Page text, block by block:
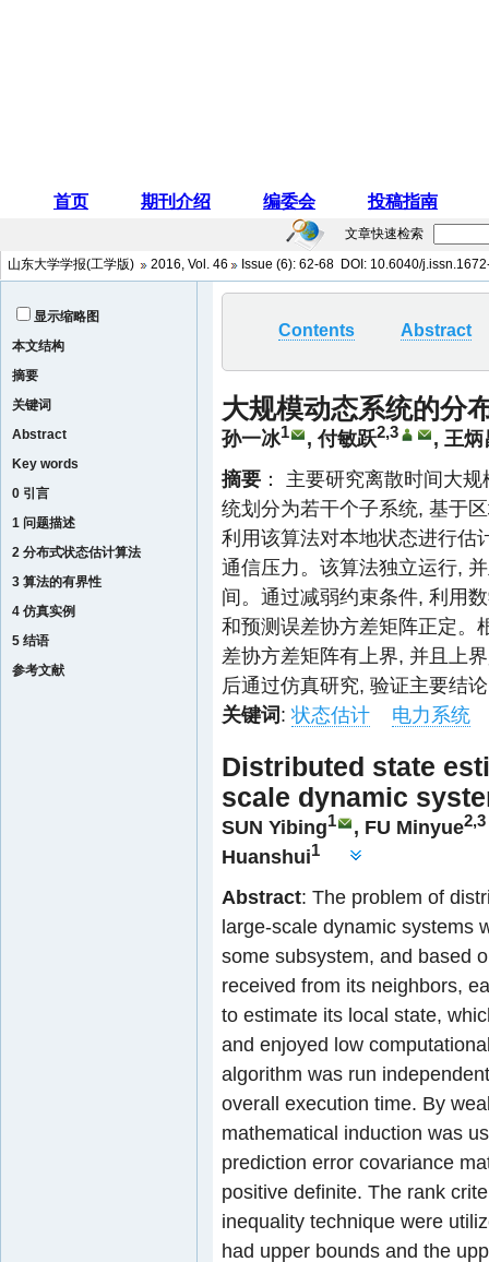
文章快速检索
山东大学学报(工学版)
2016, Vol. 46 Issue (6): 62-68 DOI: 10.6040/
显示缩略图
本文结构
摘要
关键词
Abstract
Key words
0 引言
1 问题描述
2 分布式状态估计算法
3 算法的有界性
4 仿真实例
5 结语
参考文献
Contents Abstract
大规模动态系统的分
孙一冰1 ,付敏跃2,3 , 王炳
摘要 ： 主要研究离散时间大
统划分为若干个子系统, 基于
利用该算法对本地状态进行估
通信压力。该算法独立运行,
间。通过减弱约束条件, 利用
和预测误差协方差矩阵正定。
差协方差矩阵有上界, 并且上
后通过仿真研究, 验证主要结
关键词: 状态估计 电力系统
Distributed state
scale dynamic
SUN Yibing1 , FU Minyue2,3
Huanshui1
Abstract: The problem of
large-scale dynamic systems
some subsystem, and based
received from its neighbors,
to estimate its local state,
and enjoyed low
algorithm was run
overall execution time. By
mathematical induction was
prediction error covariance
positive definite. The rank
inequality technique were
had upper bounds and the